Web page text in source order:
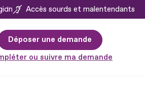
Accès sourds et malentendants
Déposer une demande
ou suivre ma demande